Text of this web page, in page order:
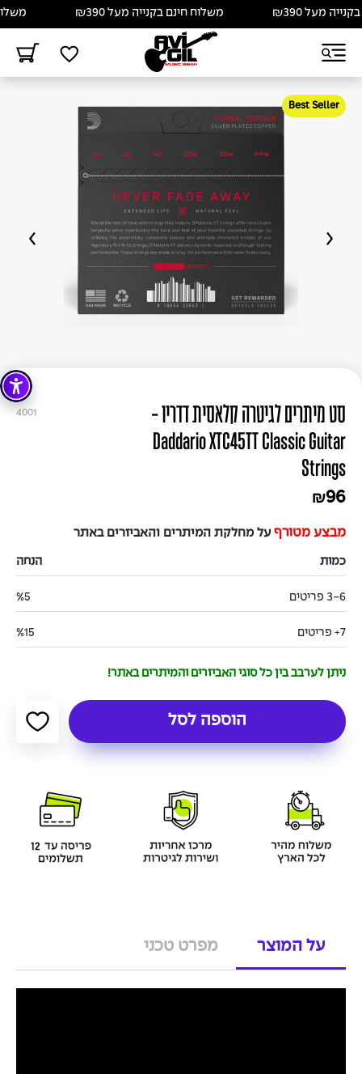
מעל ₪390 משלוח חינם בקנייה מעל ₪390 משלוח
Best Seller
4001
סט מיתרים לגיטרה קלאסית דדריו -
Daddario XTC45TT Classic Guitar
Strings
₪96
מבצע מטורף על מחלקת המיתרים והאביזרים באתר
כמות הנחה
3-6 פריטים %5
7+ פריטים %15
ניתן לערבב בין כל סוגי האביזרים והמיתרים באתר!
הוספה לסל
על המוצר מפרט טכני